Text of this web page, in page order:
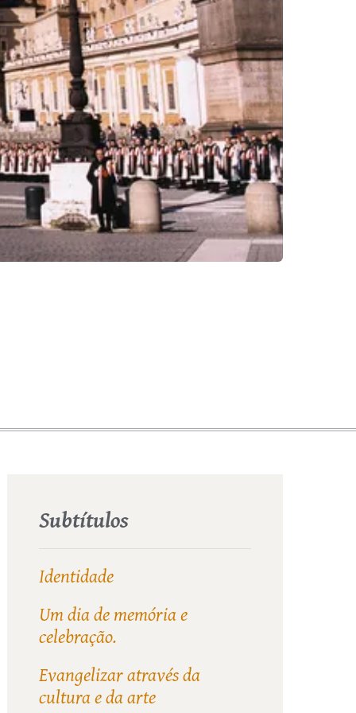
Subtítulos
Identidade
Um dia de memória e
celebração.
Evangelizar através da
cultura e da arte